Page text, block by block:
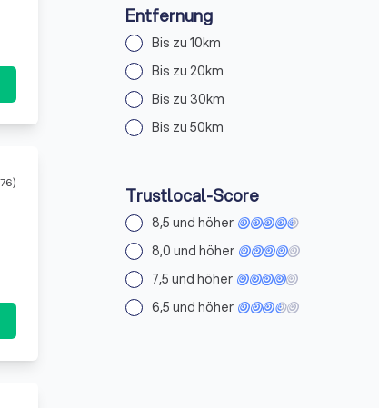
Entfernung
Bis zu 10km
Bis zu 20km
Bis zu 30km
Bis zu 50km
Trustlocal-Score
8,5 und höher
8,0 und höher
7,5 und höher
6,5 und höher